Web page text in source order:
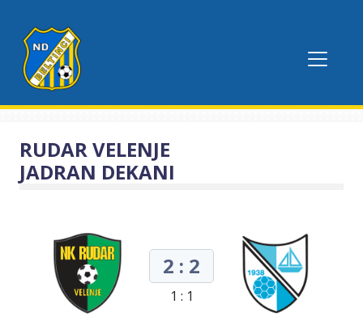
RUDAR VELENJE
JADRAN DEKANI
2 : 2
1 : 1